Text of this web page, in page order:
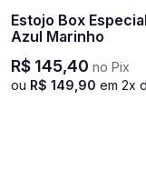
Estojo Box
Azul Marinho
R$ 145,40 no Pix
ou R$ 149,90 em 2x